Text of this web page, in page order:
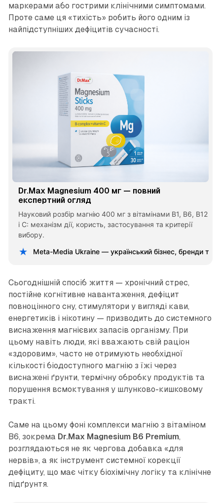
маркерами або гострими клінічними симптомами.
Проте саме ця «тихість» робить його одним із
найпідступніших дефіцитів сучасності.
Dr.Max Magnesium 400 мг — повний
експертний огляд
Науковий розбір магнію 400 мг з вітамінами B1, B6, B12
і C: механізм дії, користь, застосування та критерії
вибору.
Meta-Media Ukraine — український бізнес, бренди та
Сьогоднішній спосіб життя — хронічний стрес,
постійне когнітивне навантаження, дефіцит
повноцінного сну, стимулятори у вигляді кави,
енергетиків і нікотину — призводить до системного
виснаження магнієвих запасів організму. При
цьому навіть люди, які вважають свій раціон
«здоровим», часто не отримують необхідної
кількості біодоступного магнію з їжі через
виснажені ґрунти, термічну обробку продуктів та
порушення всмоктування у шлунково-кишковому
тракті.
Саме на цьому фоні комплекси магнію з вітаміном
B6, зокрема Dr.Max Magnesium B6 Premium,
розглядаються не як чергова добавка «для
нервів», а як інструмент системної корекції
дефіциту, що має чітку біохімічну логіку та клінічне
підґрунтя.